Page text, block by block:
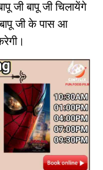
जी बापू जी चिलायेंगे
जी के पास आ